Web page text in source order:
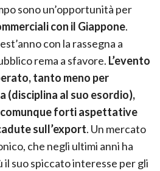
sono un’opportunità per
con il Giappone.
con la rassegna a
rema a sfavore. L’evento
tanto meno per
(disciplina al suo esordio),
forti aspettative
sull’export. Un mercato
che negli ultimi anni ha
suo spiccato interesse per gli